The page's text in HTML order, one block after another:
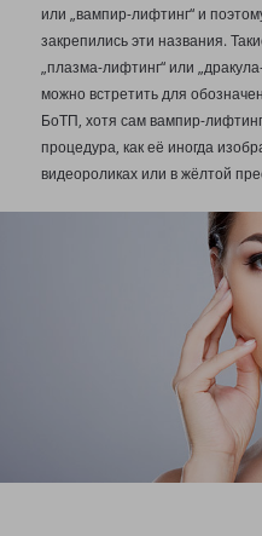
или „вампир-лифтинг“ и
закрепились эти названия.
„плазма-лифтинг“ или
можно встретить для
БоТП, хотя сам вампир-
процедура, как её иногда
видеороликах или в жёлтой